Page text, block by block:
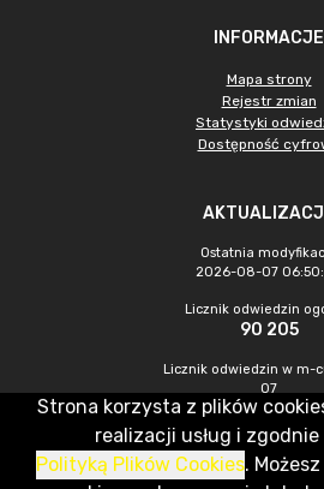
INFORMACJE
Mapa strony
Rejestr zmian
Statystyki
Dostępność
Ostatnia
2026-08-07
Licznik odwiedzin
90 205
Licznik odwiedzin w m-
07
684
CMS & Hosting: Nefeni Sp. z o.o.
Strona korzysta z plików
realizacji usług i zgodnie
Polityką Plików Cookies.